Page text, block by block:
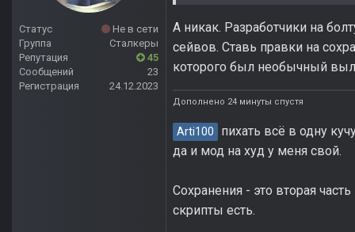
Статус
Не в сети
Группа
Сталкеры
Репутация
45
Сообщений
23
Регистрация
24.12.2023
А никак. Разработчики на
сейвов. Ставь правки на
которого был необычный
Дополнено 24 минуты спустя
Arti100
пихать всё в одну
да и мод на худ у меня свой.
Сохранения - это вторая
скрипты есть.